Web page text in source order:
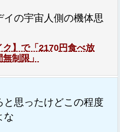
の宇宙人側の機体思
】で「2170円食べ放
制限」
思ったけどこの程度
な